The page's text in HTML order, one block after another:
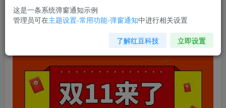
电商平台撸券，双十一红利期，新手也能单号日入300+【揭
这是一条系统弹窗通知示例
管理员可在主题设置-常用功能-弹窗通知中进行相关设置
了解红豆科技 立即设置